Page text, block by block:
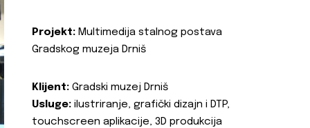
Projekt: Multimedija stalnog postava
Gradskog muzeja Drniš
Klijent: Gradski muzej Drniš
Usluge: ilustriranje, grafički dizajn i DTP,
touchscreen aplikacije, 3D produkcija